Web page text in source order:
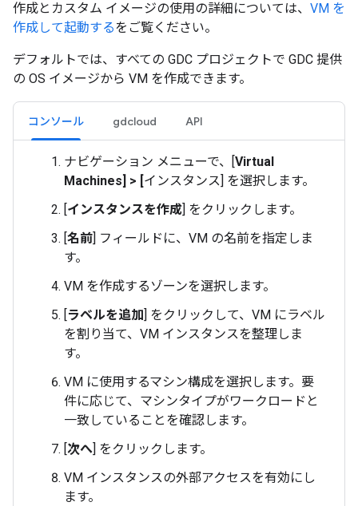
作成とカスタム イメージの使用の詳細については、 VM を
作成して起動するをご覧ください。
デフォルトでは、すべての GDC プロジェクトで GDC 提供
の OS イメージから VM を作成できます。
コンソール gdcloud API
ナビゲーション メニューで、[Virtual
Machines] > [インスタンス] を選択します。
[インスタンスを作成] をクリックします。
[名前] フィールドに、VM の名前を指定しま
す。
VM を作成するゾーンを選択します。
[ラベルを追加] をクリックして、VM にラベル
を割り当て、VM インスタンスを整理しま
す。
VM に使用するマシン構成を選択します。要
件に応じて、マシンタイプがワークロードと
一致していることを確認します。
[次へ] をクリックします。
VM インスタンスの外部アクセスを有効にし
ます。